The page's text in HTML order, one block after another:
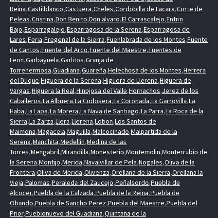
Reina,Castilblanco,Castuera,Cheles,Cordobilla de Lacara,Corte de
Peleas,Cristina,Don Benito,Don alvaro,El Carrascalejo,Entrin
Bajo,Esparragalejo,Esparragosa de la Serena,Esparragosa de
Lares,Feria,Fregenal de la Sierra,Fuenlabrada de los Montes,Fuente
de Cantos,Fuente del Arco,Fuente del Maestre,Fuentes de
Leon,Garbayuela,Garlitos,Granja de
Torrehermosa,Guadiana,Guareña,Helechosa de los Montes,Herrera
del Duque,Higuera de la Serena,Higuera de Llerena,Higuera de
Vargas,Higuera la Real,Hinojosa del Valle,Hornachos,Jerez de los
Caballeros,La Albuera,La Codosera,La Coronada,La Garrovilla,La
Haba,La Lapa,La Morera,La Nava de Santiago,La Parra,La Roca de la
Sierra,La Zarza,Llera,Llerena,Lobon,Los Santos de
Maimona,Magacela,Maguilla,Malcocinado,Malpartida de la
Serena,Manchita,Medellin,Medina de las
Torres,Mengabril,Mirandilla,Monesterio,Montemolin,Monterrubio de
la Serena,Montijo,Merida,Navalvillar de Pela,Nogales,Oliva de la
Frontera,Oliva de Merida,Olivenza,Orellana de la Sierra,Orellana la
Vieja,Palomas,Peraleda del Zaucejo,Peñalsordo,Puebla de
Alcocer,Puebla de la Calzada,Puebla de la Reina,Puebla de
Obando,Puebla de Sancho Perez,Puebla del Maestre,Puebla del
Prior,Pueblonuevo del Guadiana,Quintana de la